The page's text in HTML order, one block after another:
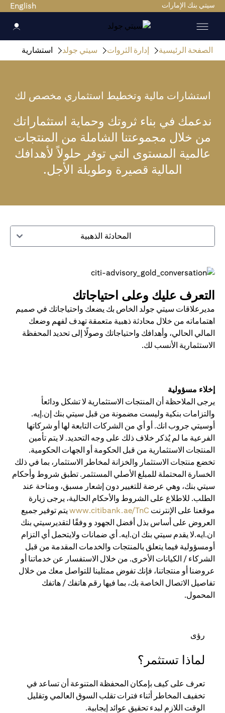
سيتي بنك الإمارات English
الصفحة الرئيسية إدارة الثروات سيتي جولد استشارية
استشارات مالية وتخطيط استثماري مخصص لك
ندعمك في بناء ثروتك وحماية استثماراتك
من خلال مجموعتنا الشاملة من المنتجات
عالمية المستوى التي توفر حلولاً لأهدافك
المالية قصيرة وطويلة الأجل.
المحادثة الذهبية
التعرف عليك وعلى احتياجاتك
مديرعلاقات سيتي جولد الخاص بك يضعك واحتياجاتك في صميم
اهتماماته من خلال محادثة ذهبية متعمقة تهدف لفهم وضعك
المالي الحالي، وأهدافك واحتياجاتك وصولًا إلى تحديد المحفظة
الاستثمارية الأنسب لك.
إخلاء مسؤولية
يرجى الملاحظة أن المنتجات الاستثمارية لا تشكل ودائعأ
والتزامات بنكية وليست مضمونة من قبل سيتي بنك إن.إيه.
أوسيتي جروب انك. أو أي من الشركات التابعة لها أو شركاتها
الفرعية ما لم يُذكر خلاف ذلك على وجه التحديد. لا يتم تأمين
المنتجات الاستثمارية من قبل الحكومة أو الجهات الحكومية.
تخضع منتجات الاستثمار والخزانة لمخاطر الاستثمار، بما في ذلك
الخسارة المحتملة للمبلغ الأصلي المستثمر. تطبق شروط وأحكام
سيتي بنك، وهي عرضة للتغيير دون إشعار مسبق، ومتاحة عند
الطلب. للاطلاع على الشروط والأحكام الحالية، يرجى زيارة
موقعنا على الإنترنت www.citibank.ae/TnC يتم توفير جميع
العروض على أساس بذل أفضل الجهود و وفقًا لتقديرسيتي بنك
ان.ايه.لا يقدم سيتي بنك ان.ايه. أي ضمانات ولايتحمل أي التزام
أومسؤولية فيما يتعلق بالمنتجات والخدمات المقدمة من قبل
الشركاء / الكيانات الأخرى. من خلال الاستفسار عن خدماتنا أو
عروضنا أو منتجاتنا، فإنك تفوض ممثلينا للتواصل معك من خلال
تفاصيل الاتصال الخاصة بك، بما فيها رقم هاتفك / هاتفك
المحمول.
رؤى
لماذا تستثمر؟
تعرف على كيف بإمكان المحفظة المتنوعة أن تساعد في
تخفيف المخاطر أثناء فترات تقلب السوق العالمي وتقليل
الوقت اللازم لبدء تحقيق عوائد إيجابية.